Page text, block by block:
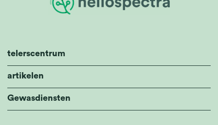
telerscentrum
artikelen
Gewasdiensten